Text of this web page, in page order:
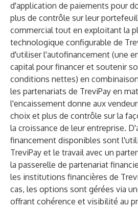
d'application de paiements pour
plus de contrôle sur leur
commercial tout en exploitant la
technologique configurable de
d'utiliser l'autofinancement (une
capital pour financer et soutenir
conditions nettes) en
les partenariats de TreviPay en
l'encaissement donne aux
choix et plus de contrôle sur la
la croissance de leur entreprise.
financement disponibles sont
TreviPay et le travail avec un
la passerelle de partenariat
les institutions financières de
cas, les options sont gérées via
offrant cohérence et visibilité au